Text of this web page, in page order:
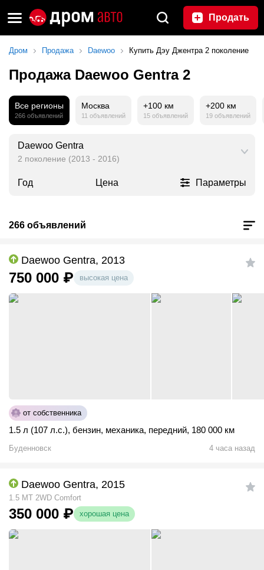
Продать
Дром Продажа Daewoo Купить Дэу Джентра 2 поколение
Продажа Daewoo Gentra 2
Все регионы
266 объявлений
Москва
11 объявлений
+100 км
15 объявлений
+200 км
19 объявлений
Daewoo Gentra
2 поколение (2013 - 2016)
Год Цена Параметры
266 объявлений
Daewoo Gentra, 2013
750 000 ₽ высокая цена
от собственника
1.5 л (107 л.с.), бензин, механика, передний, 180 000 км
Буденновск 4 часа назад
Daewoo Gentra, 2015
1.5 MT 2WD Comfort
350 000 ₽ хорошая цена